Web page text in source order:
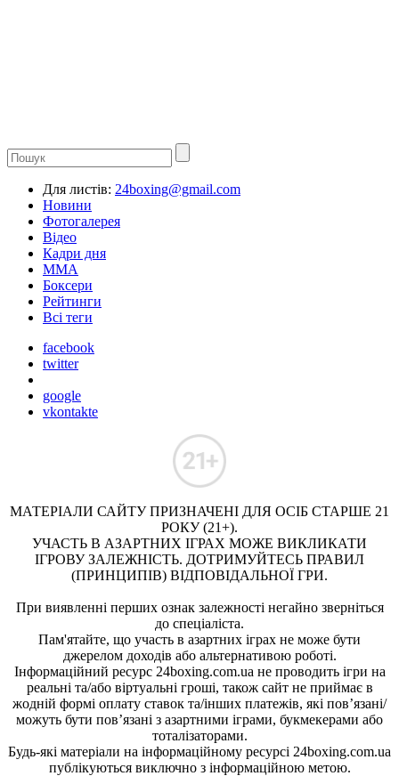
Для листів: 24boxing@gmail.com
Новини
Фотогалерея
Відео
Кадри дня
ММА
Боксери
Рейтинги
Всі теги
facebook
twitter
google
vkontakte
МАТЕРІАЛИ САЙТУ ПРИЗНАЧЕНІ ДЛЯ ОСІБ СТАРШЕ 21
РОКУ (21+).
УЧАСТЬ В АЗАРТНИХ ІГРАХ МОЖЕ ВИКЛИКАТИ
ІГРОВУ ЗАЛЕЖНІСТЬ. ДОТРИМУЙТЕСЬ ПРАВИЛ
(ПРИНЦИПІВ) ВІДПОВІДАЛЬНОЇ ГРИ.
При виявленні перших ознак залежності негайно зверніться
до спеціаліста.
Пам'ятайте, що участь в азартних іграх не може бути
джерелом доходів або альтернативою роботі.
Інформаційний ресурс 24boxing.com.ua не проводить ігри на
реальні та/або віртуальні гроші, також сайт не приймає в
жодній формі оплату ставок та/інших платежів, які пов’язані/
можуть бути пов’язані з азартними іграми, букмекерами або
тоталізаторами.
Будь-які матеріали на інформаційному ресурсі 24boxing.com.ua
публікуються виключно з інформаційною метою.